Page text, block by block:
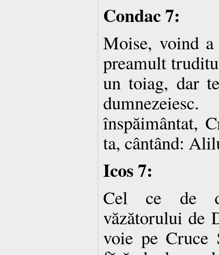
Condac 7:
Moise, voind
preamult
un toiag, dar
înspăimântat,
ta, cântând:
Icos 7:
Cel ce de
văzătorului de
voie pe Cruce